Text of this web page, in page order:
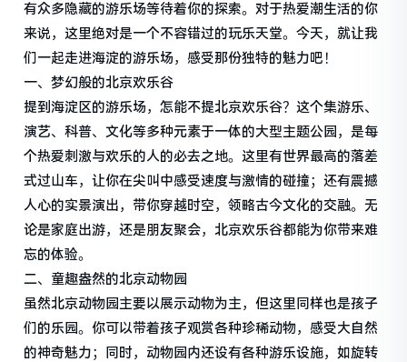
有众多隐藏的游乐场等待着你的探索。对于热爱潮生活的你
来说，这里绝对是一个不容错过的玩乐天堂。今天，就让我
们一起走进海淀的游乐场，感受那份独特的魅力吧！
一、梦幻般的北京欢乐谷
提到海淀区的游乐场，怎能不提北京欢乐谷？这个集游乐、
演艺、科普、文化等多种元素于一体的大型主题公园，是每
个热爱刺激与欢乐的人的必去之地。这里有世界最高的落差
式过山车，让你在尖叫中感受速度与激情的碰撞；还有震撼
人心的实景演出，带你穿越时空，领略古今文化的交融。无
论是家庭出游，还是朋友聚会，北京欢乐谷都能为你带来难
忘的体验。
二、童趣盎然的北京动物园
虽然北京动物园主要以展示动物为主，但这里同样也是孩子
们的乐园。你可以带着孩子观赏各种珍稀动物，感受大自然
的神奇魅力；同时，动物园内还设有各种游乐设施，如旋转